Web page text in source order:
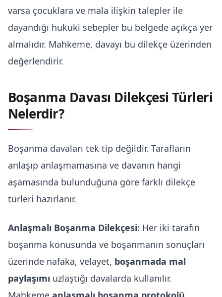
varsa çocuklara ve mala ilişkin talepler ile
dayandığı hukuki sebepler bu belgede açıkça yer
almalıdır. Mahkeme, davayı bu dilekçe üzerinden
değerlendirir.
Boşanma Davası Dilekçesi Türleri
Nelerdir?
Boşanma davaları tek tip değildir. Tarafların
anlaşıp anlaşmamasına ve davanın hangi
aşamasında bulunduğuna göre farklı dilekçe
türleri hazırlanır.
Anlaşmalı Boşanma Dilekçesi: Her iki tarafın
boşanma konusunda ve boşanmanın sonuçları
üzerinde nafaka, velayet, boşanmada mal
paylaşımı uzlaştığı davalarda kullanılır.